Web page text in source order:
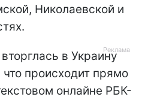
Николаевской и
в Украину
происходит прямо
онлайне РБК-